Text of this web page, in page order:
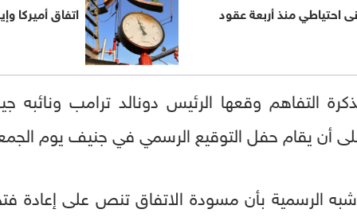
احتياطي منذ أربعة عقود اتفاق أميركا
التفاهم وقعها الرئيس دونالد ترامب ونائبه
أن يقام حفل التوقيع الرسمي في جنيف يوم